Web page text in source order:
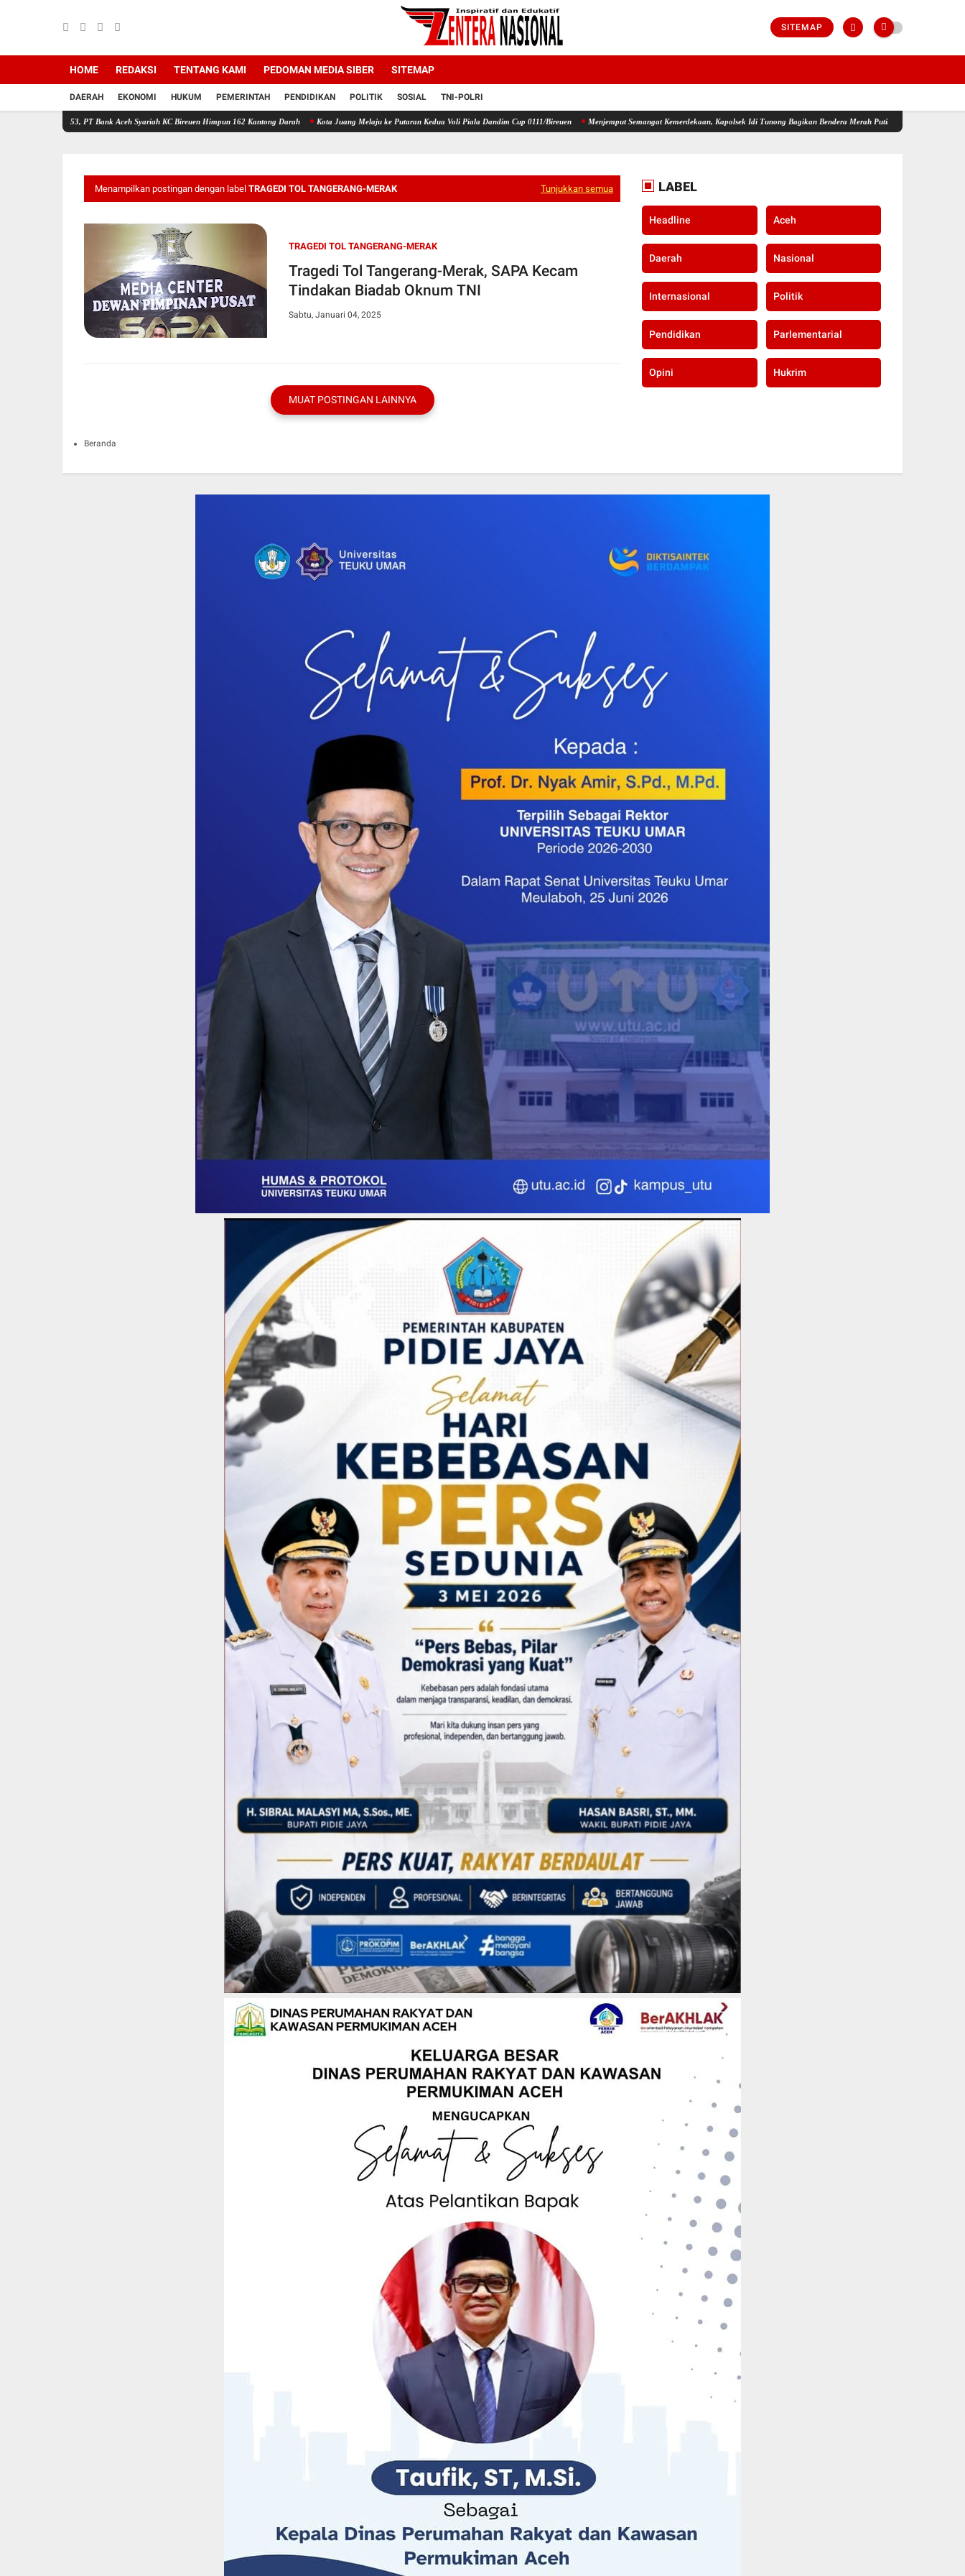
SITEMAP
HOME REDAKSI TENTANG KAMI PEDOMAN MEDIA SIBER SITEMAP
DAERAH EKONOMI HUKUM PEMERINTAH PENDIDIKAN POLITIK SOSIAL TNI-POLRI
53, PT Bank Aceh Syariah KC Bireuen Himpun 162 Kantong Darah Kota Juang Melaju ke Putaran Kedua Voli Piala Dandim Cup 0111/Bireuen Menjemput Semangat Kemerdekaan, Kapolsek Idi Tunong Bagikan Bendera Merah Putih Gratis Pangkalan Pramuka
Menampilkan postingan dengan label TRAGEDI TOL TANGERANG-MERAK Tunjukkan semua
TRAGEDI TOL TANGERANG-MERAK
Tragedi Tol Tangerang-Merak, SAPA Kecam
Tindakan Biadab Oknum TNI
Sabtu, Januari 04, 2025
MUAT POSTINGAN LAINNYA
Beranda
LABEL
Headline Aceh
Daerah Nasional
Internasional Politik
Pendidikan Parlementarial
Opini Hukrim